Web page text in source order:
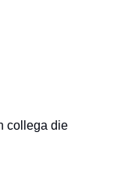
collega die